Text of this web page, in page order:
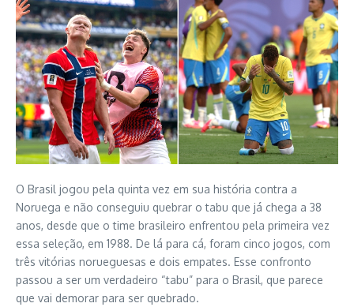
O Brasil jogou pela quinta vez em sua história contra a
Noruega e não conseguiu quebrar o tabu que já chega a 38
anos, desde que o time brasileiro enfrentou pela primeira vez
essa seleção, em 1988. De lá para cá, foram cinco jogos, com
três vitórias norueguesas e dois empates. Esse confronto
passou a ser um verdadeiro “tabu” para o Brasil, que parece
que vai demorar para ser quebrado.